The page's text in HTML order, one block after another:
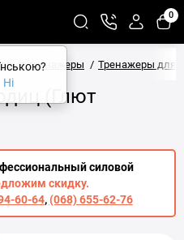
0
тренажеры Тренажеры для
(Глют
силовой
скидку.
60-64,(068) 655-62-76
Ні